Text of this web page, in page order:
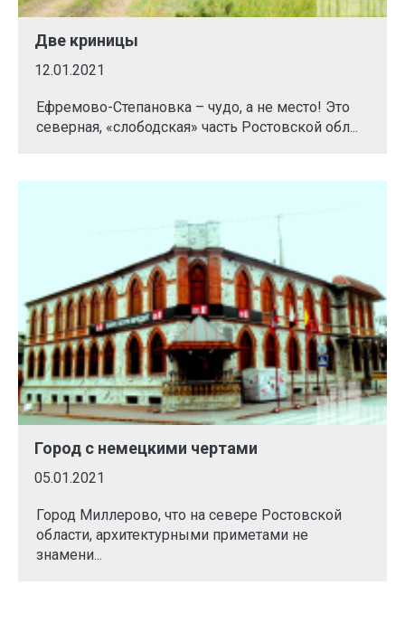
Две криницы
12.01.2021
Ефремово-Степановка – чудо, а не место! Это
северная, «слободская» часть Ростовской обл...
Город с немецкими чертами
05.01.2021
Город Миллерово, что на севере Ростовской
области, архитектурными приметами не
знамени...